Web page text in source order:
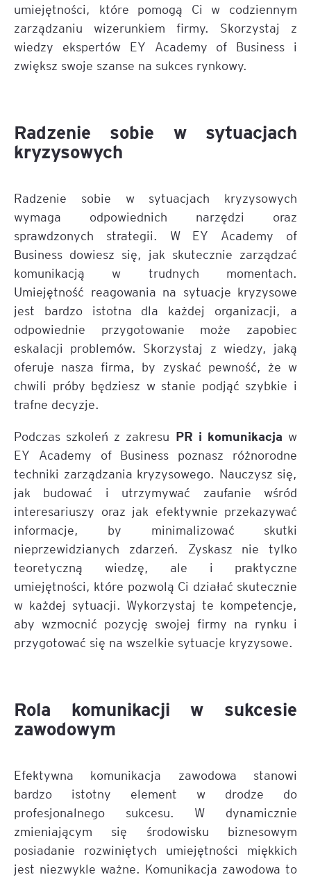
umiejętności, które pomogą Ci w codziennym
zarządzaniu wizerunkiem firmy. Skorzystaj z
wiedzy ekspertów EY Academy of Business i
zwiększ swoje szanse na sukces rynkowy.
Radzenie sobie w sytuacjach
kryzysowych
Radzenie sobie w sytuacjach kryzysowych
wymaga odpowiednich narzędzi oraz
sprawdzonych strategii. W EY Academy of
Business dowiesz się, jak skutecznie zarządzać
komunikacją w trudnych momentach.
Umiejętność reagowania na sytuacje kryzysowe
jest bardzo istotna dla każdej organizacji, a
odpowiednie przygotowanie może zapobiec
eskalacji problemów. Skorzystaj z wiedzy, jaką
oferuje nasza firma, by zyskać pewność, że w
chwili próby będziesz w stanie podjąć szybkie i
trafne decyzje.
Podczas szkoleń z zakresu PR i komunikacja w
EY Academy of Business poznasz różnorodne
techniki zarządzania kryzysowego. Nauczysz się,
jak budować i utrzymywać zaufanie wśród
interesariuszy oraz jak efektywnie przekazywać
informacje, by minimalizować skutki
nieprzewidzianych zdarzeń. Zyskasz nie tylko
teoretyczną wiedzę, ale i praktyczne
umiejętności, które pozwolą Ci działać skutecznie
w każdej sytuacji. Wykorzystaj te kompetencje,
aby wzmocnić pozycję swojej firmy na rynku i
przygotować się na wszelkie sytuacje kryzysowe.
Rola komunikacji w sukcesie
zawodowym
Efektywna komunikacja zawodowa stanowi
bardzo istotny element w drodze do
profesjonalnego sukcesu. W dynamicznie
zmieniającym się środowisku biznesowym
posiadanie rozwiniętych umiejętności miękkich
jest niezwykle ważne. Komunikacja zawodowa to